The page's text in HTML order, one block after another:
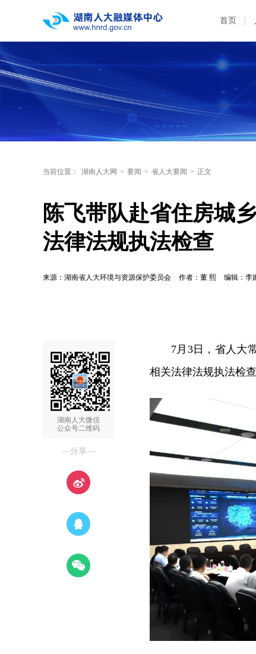
首页
当前位置： 湖南人大网 > 要闻 > 省人大要闻 > 正文
陈飞带队赴省住房城
法律法规执法检查
来源：湖南省人大环境与资源保护委员会 作者：董 熙 编辑：李
湖南人大微信
公众号二维码
—分享—
7月3日，省人大
相关法律法规执法检